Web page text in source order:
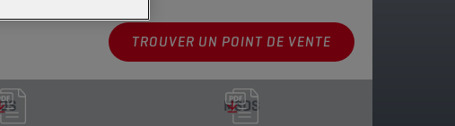
TROUVER UN POINT DE VENTE
MSDS